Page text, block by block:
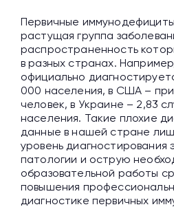
Первичные
растущая группа
распространенность
в разных странах.
официально
000 населения, в США –
человек, в Украине – 2,83
населения. Такие плохие
данные в нашей стране
уровень диагностирования
патологии и острую
образовательной работы
повышения
диагностике первичных